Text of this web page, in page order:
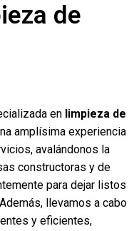
de
en limpieza de
amplísima experiencia
avalándonos la
constructoras y de
para dejar listos
llevamos a cabo
y eficientes,